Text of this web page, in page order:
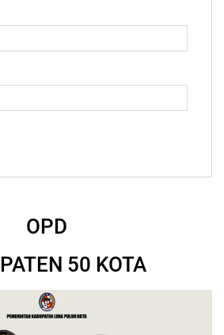
OPD
50 KOTA